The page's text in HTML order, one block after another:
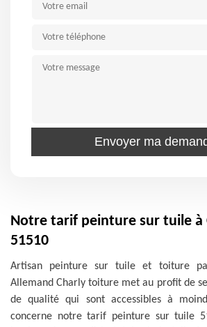
Notre tarif peinture sur tuile à
51510
Artisan peinture sur tuile et toiture
Allemand Charly toiture met au profit de
de qualité qui sont accessibles à
concerne notre tarif peinture sur tuile